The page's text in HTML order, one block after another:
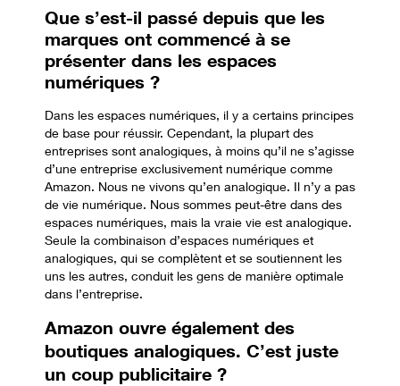
Que s’est-il passé depuis que les
marques ont commencé à se
présenter dans les espaces
numériques ?
Dans les espaces numériques, il y a certains principes
de base pour réussir. Cependant, la plupart des
entreprises sont analogiques, à moins qu’il ne s’agisse
d’une entreprise exclusivement numérique comme
Amazon. Nous ne vivons qu’en analogique. Il n’y a pas
de vie numérique. Nous sommes peut-être dans des
espaces numériques, mais la vraie vie est analogique.
Seule la combinaison d’espaces numériques et
analogiques, qui se complètent et se soutiennent les
uns les autres, conduit les gens de manière optimale
dans l’entreprise.
Amazon ouvre également des
boutiques analogiques. C’est juste
un coup publicitaire ?